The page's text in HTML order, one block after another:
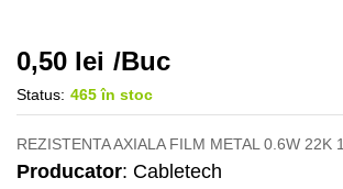
0,50 lei /Buc
Status: 465 în stoc
REZISTENTA AXIALA FILM METAL 0.6W 22K
Producator: Cabletech